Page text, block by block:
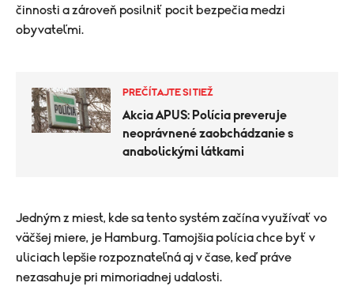
činnosti a zároveň posilniť pocit bezpečia medzi
obyvateľmi.
PREČÍTAJTE SI TIEŽ
Akcia APUS: Polícia preveruje
neoprávnené zaobchádzanie s
anabolickými látkami
Jedným z miest, kde sa tento systém začína využívať vo
väčšej miere, je Hamburg. Tamojšia polícia chce byť v
uliciach lepšie rozpoznateľná aj v čase, keď práve
nezasahuje pri mimoriadnej udalosti.